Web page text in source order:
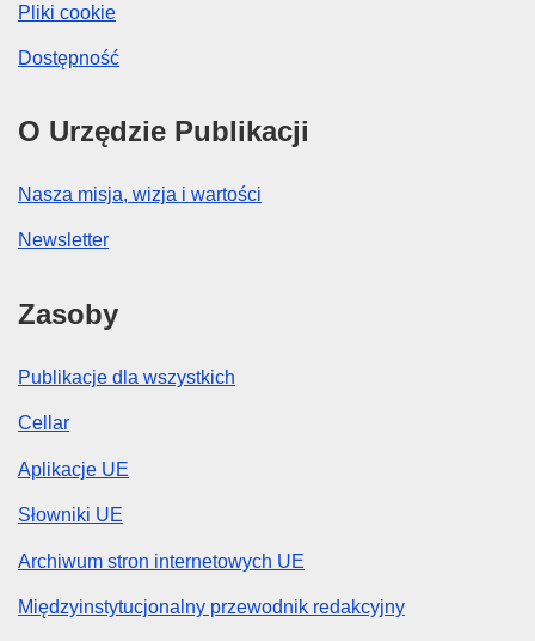
Pliki cookie
Dostępność
O Urzędzie Publikacji
Nasza misja, wizja i wartości
Newsletter
Zasoby
Publikacje dla wszystkich
Cellar
Aplikacje UE
Słowniki UE
Archiwum stron internetowych UE
Międzyinstytucjonalny przewodnik redakcyjny